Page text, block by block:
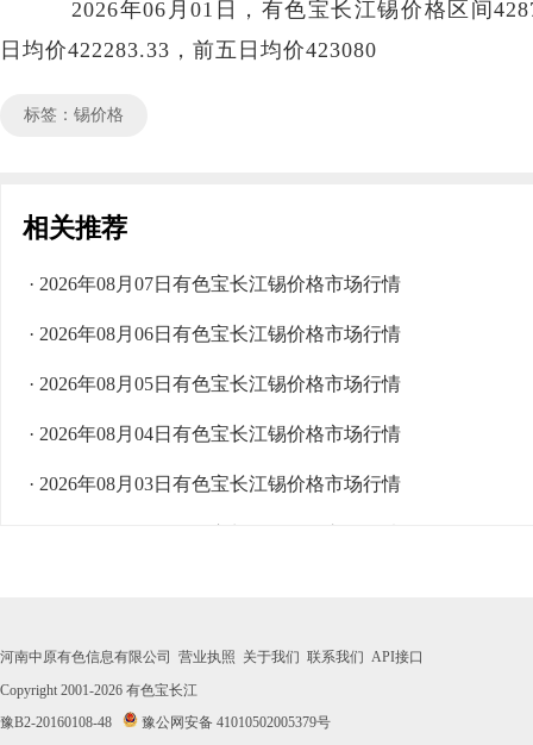
2026年06月01日，有色宝长江锡价格区间
日均价422283.33，前五日均价423080
标签：锡价格
相关推荐
· 2026年08月07日有色宝长江锡价格市场行情
· 2026年08月06日有色宝长江锡价格市场行情
· 2026年08月05日有色宝长江锡价格市场行情
· 2026年08月04日有色宝长江锡价格市场行情
· 2026年08月03日有色宝长江锡价格市场行情
· 2026年07月28日有色宝长江锡价格市场行情
· 2026年07月27日有色宝长江锡价格市场行情
河南中原有色信息有限公司 营业执照 关于我们 联系我们 API接口
Copyright 2001-2026 有色宝长江
豫B2-20160108-48
豫公网安备 41010502005379号